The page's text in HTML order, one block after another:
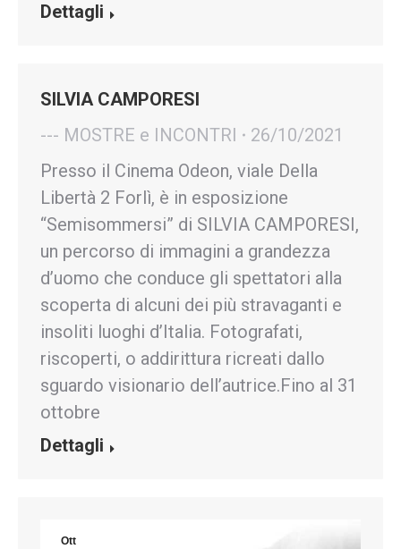
Dettagli
SILVIA CAMPORESI
--- MOSTRE e INCONTRI
26/10/2021
Presso il Cinema Odeon, viale Della
Libertà 2 Forlì, è in esposizione
“Semisommersi” di SILVIA CAMPORESI,
un percorso di immagini a grandezza
d’uomo che conduce gli spettatori alla
scoperta di alcuni dei più stravaganti e
insoliti luoghi d’Italia. Fotografati,
riscoperti, o addirittura ricreati dallo
sguardo visionario dell’autrice.Fino al 31
ottobre
Dettagli
Ott